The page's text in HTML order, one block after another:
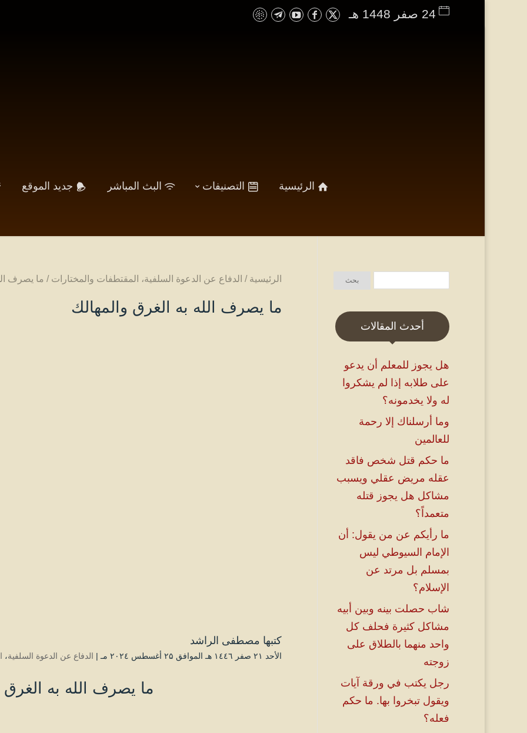
24 صفر 1448 هـ
الرئيسية التصنيفات البث المباشر جديد الموقع
الرئيسية / الدفاع عن الدعوة السلفية، المقتطفات والمختارات / ما يصرف
ما يصرف الله به الغرق والمهالك
كتبها مصطفى الراشد
الأحد ۲۱ صفر ۱٤٤٦ هـ الموافق ۲۵ أغسطس ۲۰۲٤ مـ | الدفاع عن الدعوة السلفية،
ما يصرف الله به الغرق
أحدث المقالات
هل يجوز للمعلم أن يدعو
على طلابه إذا لم يشكروا
له ولا يخدمونه؟
وما أرسلناك إلا رحمة
للعالمين
ما حكم قتل شخص فاقد
عقله مريض عقلي ويسبب
مشاكل هل يجوز قتله
متعمداً؟
ما رأيكم عن من يقول: أن
الإمام السيوطي ليس
بمسلم بل مرتد عن
الإسلام؟
شاب حصلت بينه وبين أبيه
مشاكل كثيرة فحلف كل
واحد منهما بالطلاق على
زوجته
رجل يكتب في ورقة آيات
ويقول تبخروا بها. ما حكم
فعله؟